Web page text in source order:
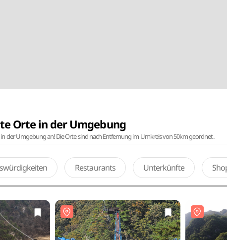
Orte in der Umgebung
der Umgebung an! Die Orte sind nach Entfernung im Umkreis von 50km geordnet.
Restaurants Unterkünfte